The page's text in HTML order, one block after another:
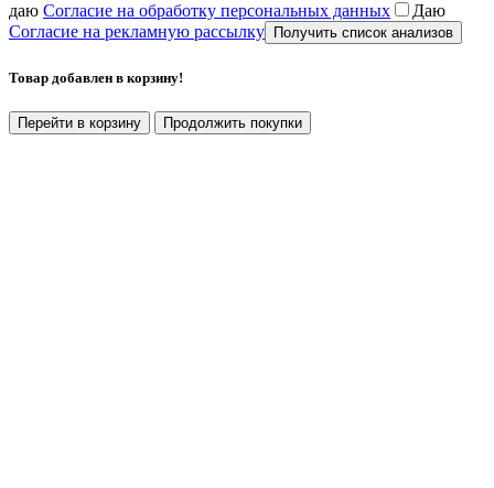
даю Согласие на обработку персональных данных
Даю
Согласие на рекламную рассылку
Товар добавлен в корзину!
Перейти в корзину Продолжить покупки